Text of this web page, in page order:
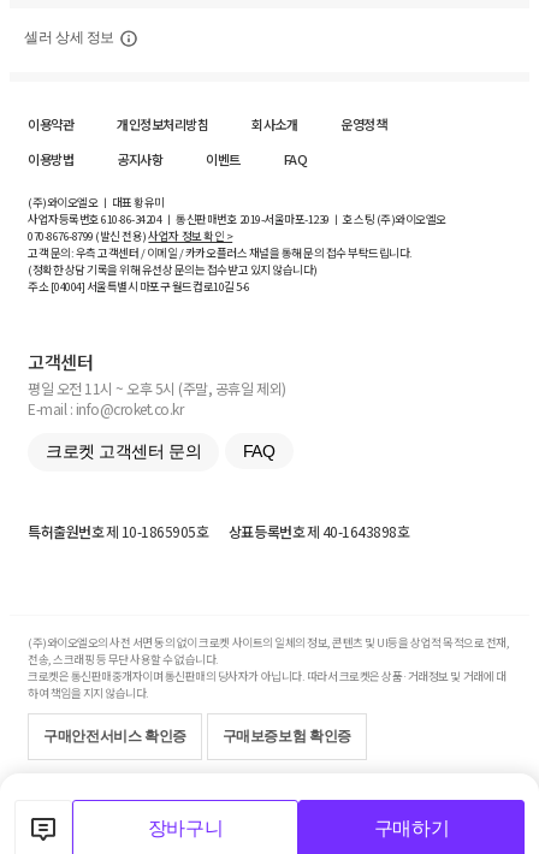
장바구니 구매하기
셀러 상세 정보
이용약관 개인정보처리방침 회사소개
운영정책
이용방법
공지사항 이벤트 FAQ
(주)와이오엘오 ㅣ 대표 황유미
사업자등록번호610-86-34204ㅣ 통신판매번호 2019-서울마포-1239 ㅣ 호스팅 (주)와이오엘오
070-8676-8799 (발신 전용)사업자 정보 확인 >
고객 문의: 우측 고객센터 / 이메일 / 카카오플러스 채널을 통해 문의 접수 부탁드립니다.
(정확한 상담 기록을 위해 유선상 문의는 접수받고 있지 않습니다)
주소 [04004] 서울특별시 마포구 월드컵로10길5-6
고객센터
평일 오전 11시 ~ 오후 5시 (주말, 공휴일 제외)
E-mail : info@croket.co.kr
크로켓 고객센터 문의 FAQ
특허출원번호제 10-1865905호 상표등록번호제 40-1643898호
(주)와이오엘오의 사전 서면 동의 없이 크로켓 사이트의 일체의 정보, 콘텐츠 및 UI등을 상업적 목적으로 전재,
전송, 스크래핑 등 무단 사용할 수 없습니다.
크로켓은 통신판매중개자이며 통신판매의 당사자가 아닙니다. 따라서 크로켓은 상품·거래정보 및 거래에 대
하여 책임을 지지 않습니다.
구매안전서비스 확인증 구매보증보험 확인증